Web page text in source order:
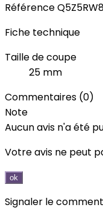
Référence
Fiche technique
Taille de coupe
25 mm
Commentaires (0)
Note
Aucun avis n'a été
Votre avis ne peut
ok
Signaler le